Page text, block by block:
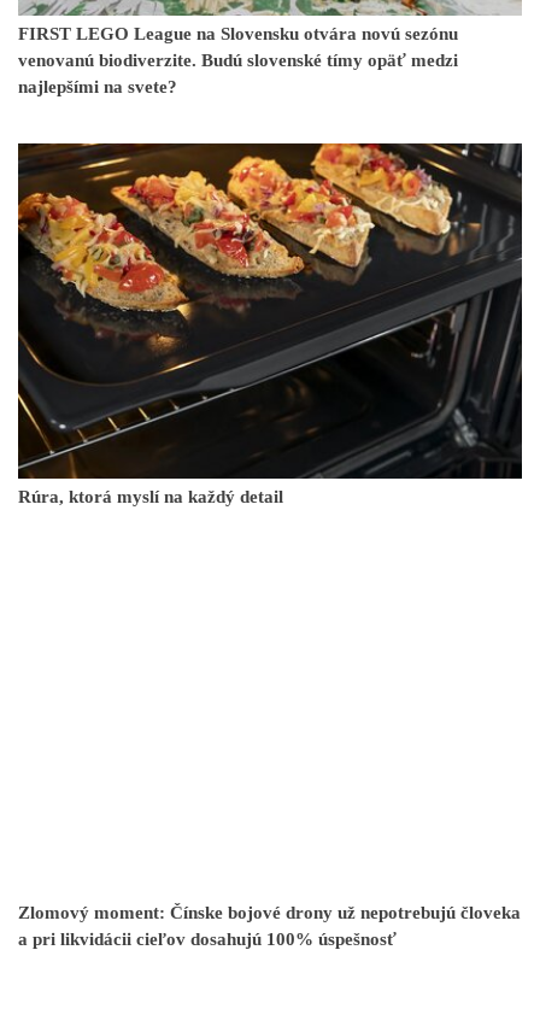
FIRST LEGO League na Slovensku otvára novú sezónu
venovanú biodiverzite. Budú slovenské tímy opäť medzi
najlepšími na svete?
Rúra, ktorá myslí na každý detail
Zlomový moment: Čínske bojové drony už nepotrebujú človeka
a pri likvidácii cieľov dosahujú 100% úspešnosť